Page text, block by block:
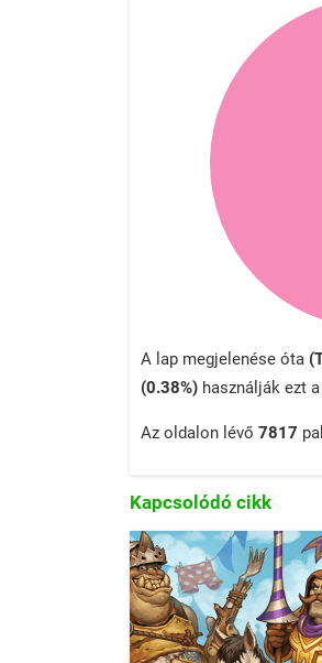
A lap megjelenése óta
(0.38%) használják ezt
Az oldalon lévő 7817
Kapcsolódó cikk